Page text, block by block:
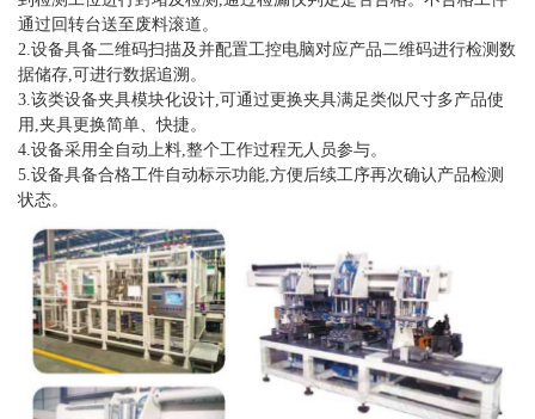
通过回转台送至废料滚道。
2.设备具备二维码扫描及并配置工控电脑对应产品二维码进行检测数
据储存,可进行数据追溯。
3.该类设备夹具模块化设计,可通过更换夹具满足类似尺寸多产品使
用,夹具更换简单、快捷。
4.设备采用全自动上料,整个工作过程无人员参与。
5.设备具备合格工件自动标示功能,方便后续工序再次确认产品检测
状态。